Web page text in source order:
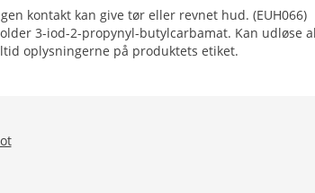
kontakt kan give tør eller revnet hud. (EUH066)
3-iod-2-propynyl-butylcarbamat. Kan udløse
oplysningerne på produktets etiket.